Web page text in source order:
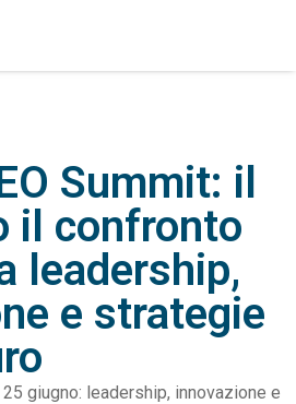
Summit: il
il confronto
leadership,
e strategie
giugno: leadership, innovazione e